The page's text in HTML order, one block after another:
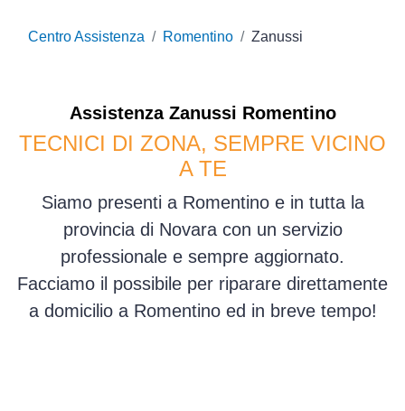
Centro Assistenza Romentino Zanussi
Assistenza Zanussi Romentino
TECNICI DI ZONA, SEMPRE VICINO
A TE
Siamo presenti a Romentino e in tutta la
provincia di Novara con un servizio
professionale e sempre aggiornato.
Facciamo il possibile per riparare direttamente
a domicilio a Romentino ed in breve tempo!